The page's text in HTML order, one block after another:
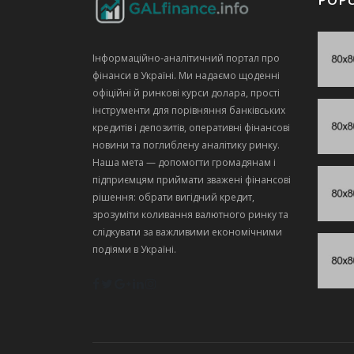
Інформаційно‑аналітичний портал про
фінанси в Україні. Ми надаємо щоденні
офіційні й ринкові курси долара, прості
інструменти для порівняння банківських
кредитів і депозитів, оперативні фінансові
новини та поглиблену аналітику ринку.
Наша мета — допомогти громадянам і
підприємцям приймати зважені фінансові
рішення: обрати вигідний кредит,
зрозуміти коливання валютного ринку та
слідкувати за важливими економічними
подіями в Україні.